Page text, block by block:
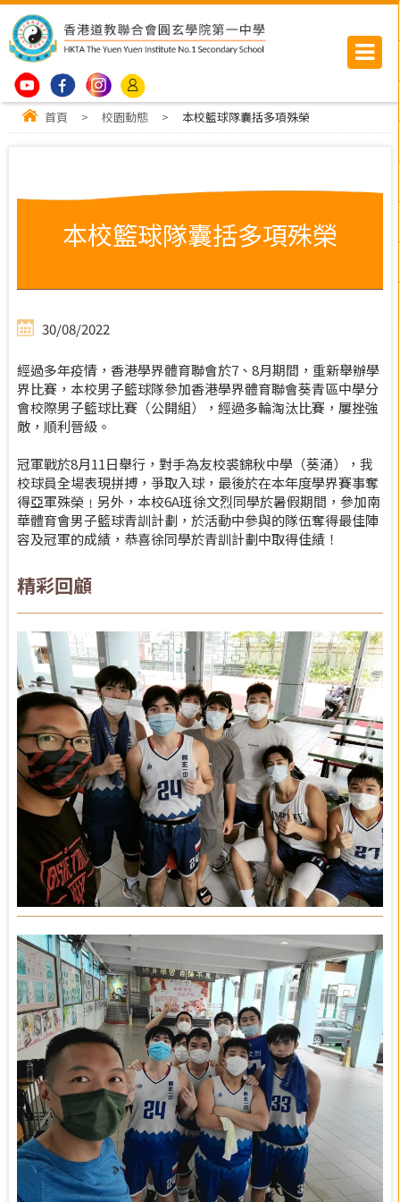
首頁 > 校園動態 > 本校籃球隊囊括多項殊榮
本校籃球隊囊括多項殊榮
30/08/2022
經過多年疫情，香港學界體育聯會於7、8月期間，重新舉辦學
界比賽，本校男子籃球隊參加香港學界體育聯會葵青區中學分
會校際男子籃球比賽（公開組），經過多輪淘汰比賽，屢挫強
敵，順利晉級。
冠軍戰於8月11日舉行，對手為友校裘錦秋中學（葵涌），我
校球員全場表現拼搏，爭取入球，最後於在本年度學界賽事奪
得亞軍殊榮﹗另外，本校6A班徐文烈同學於暑假期間，參加南
華體育會男子籃球青訓計劃，於活動中參與的隊伍奪得最佳陣
容及冠軍的成績，恭喜徐同學於青訓計劃中取得佳績！
精彩回顧